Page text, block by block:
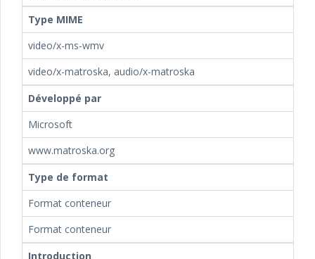
Type MIME
video/x-ms-wmv
video/x-matroska, audio/x-matroska
Développé par
Microsoft
www.matroska.org
Type de format
Format conteneur
Format conteneur
Introduction